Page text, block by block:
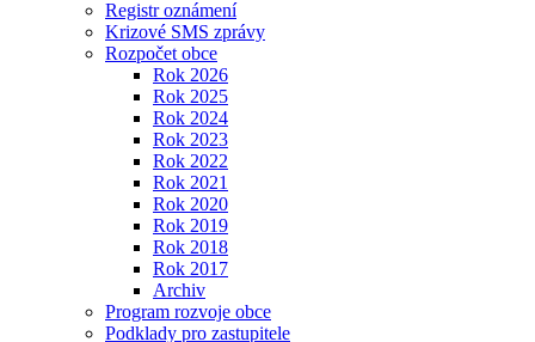
Registr oznámení
Krizové SMS zprávy
Rozpočet obce
Rok 2026
Rok 2025
Rok 2024
Rok 2023
Rok 2022
Rok 2021
Rok 2020
Rok 2019
Rok 2018
Rok 2017
Archiv
Program rozvoje obce
Podklady pro zastupitele